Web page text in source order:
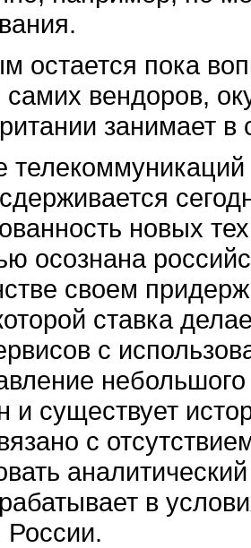
остается пока
вендоров,
занимает в
новых
осознана
своем
ставка
с
и существует
с
в